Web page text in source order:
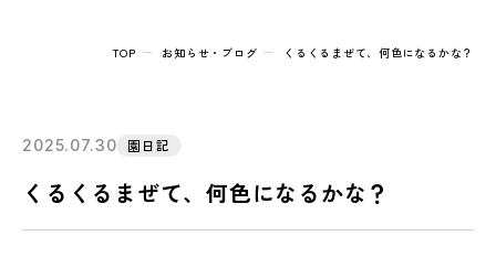
TOP お知らせ・ブログ くるくるまぜて、何色になるかな？
2025.07.30 園日記
くるくるまぜて、何色になるかな？